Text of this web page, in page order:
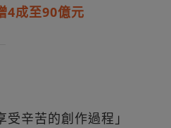
4成至90億元
辛苦的創作過程」